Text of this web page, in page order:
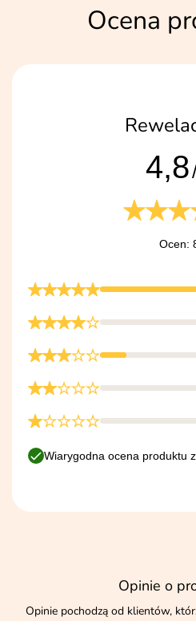
Ocena
4,8
Ocen:
Wiarygodna ocena produktu
Opinie o
Opinie pochodzą od klientów,